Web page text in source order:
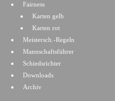
Fairness
Karten gelb
Karten rot
Meistersch.-Regeln
Mannschaftsführer
Schiedsrichter
Downloads
Archiv